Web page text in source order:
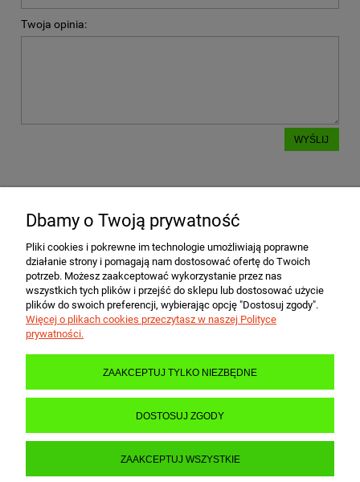
Twoja opinia:
WYŚLIJ
POMOC
MOJE KONTO
PŁATNOŚCI I DOSTAWA
INFORMACJE
Dbamy o Twoją prywatność
Pliki cookies i pokrewne im technologie umożliwiają poprawne
działanie strony i pomagają nam dostosować ofertę do Twoich
potrzeb. Możesz zaakceptować wykorzystanie przez nas
wszystkich tych plików i przejść do sklepu lub dostosować użycie
plików do swoich preferencji, wybierając opcję "Dostosuj zgody".
Więcej o plikach cookies przeczytasz w naszej Polityce
prywatności.
ZAAKCEPTUJ TYLKO NIEZBĘDNE
DOSTOSUJ ZGODY
ZAAKCEPTUJ WSZYSTKIE